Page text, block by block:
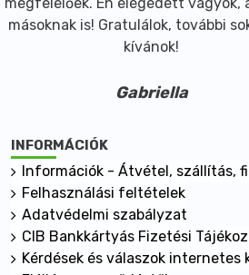
másoknak is! Gratulálok, további
kívánok!
Gabriella
INFORMÁCIÓK
Információk - Átvétel, szállítás,
Felhasználási feltételek
Adatvédelmi szabályzat
CIB Bankkártyás Fizetési
Kérdések és válaszok internetes